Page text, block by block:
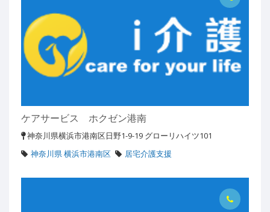
ケアサービス ホクゼン港南
神奈川県横浜市港南区日野1-9-19 グローリハイツ101
神奈川県 横浜市港南区
居宅介護支援